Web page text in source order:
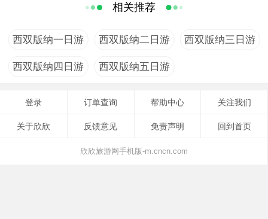
相关推荐
西双版纳一日游 西双版纳二日游 西双版纳三日游
西双版纳四日游 西双版纳五日游
登录 订单查询 帮助中心 关注我们
关于欣欣 反馈意见 免责声明 回到首页
欣欣旅游网手机版-m.cncn.com